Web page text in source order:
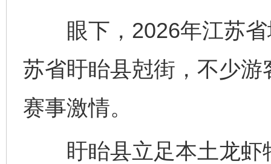
眼下，2026年江苏省
苏省盱眙县尅街，不少
赛事激情。
盱眙县立足本土龙虾